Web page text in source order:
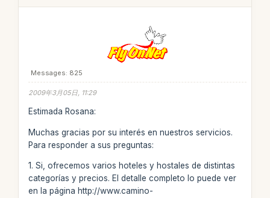
Messages: 825
2009年3月05日, 11:29
Estimada Rosana:
Muchas gracias por su interés en nuestros servicios.
Para responder a sus preguntas:
1. Si, ofrecemos varios hoteles y hostales de distintas
categorías y precios. El detalle completo lo puede ver
en la página http://www.camino-